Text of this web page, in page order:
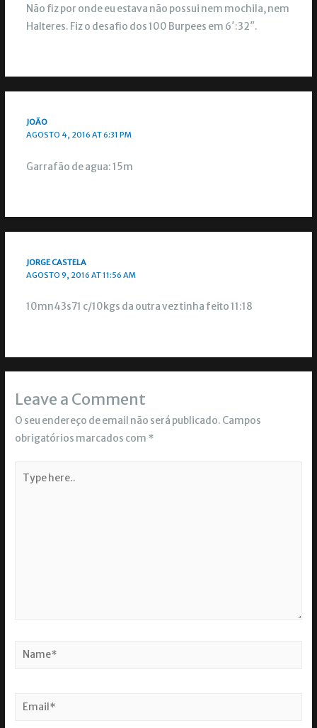
Não fiz por onde eu estava não possui nem mochila, nem
Halteres. Fiz o desafio dos 100 Burpees em 6′:32″.
JOÃO
AGOSTO 4, 2016 AT 6:31 PM
Garrafão de agua: 15m
JORGE CASTELA
AGOSTO 9, 2016 AT 11:56 AM
10mn43s71 c/10kgs da outra vez tinha feito 11:18
Leave a Comment
O seu endereço de email não será publicado. Campos
obrigatórios marcados com *